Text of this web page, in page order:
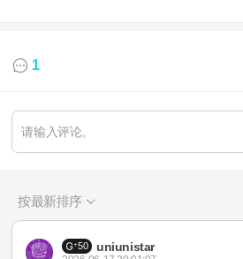
1
按最新排序
50 uniunistar